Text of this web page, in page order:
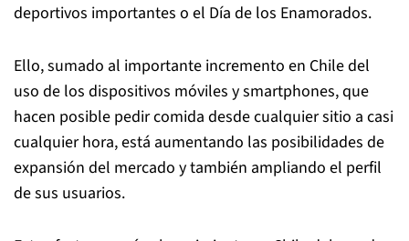
deportivos importantes o el Día de los Enamorados.
Ello, sumado al importante incremento en Chile del
uso de los dispositivos móviles y smartphones, que
hacen posible pedir comida desde cualquier sitio a casi
cualquier hora, está aumentando las posibilidades de
expansión del mercado y también ampliando el perfil
de sus usuarios.